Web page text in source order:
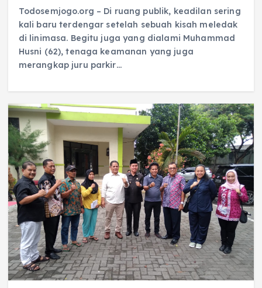
Todosemjogo.org – Di ruang publik, keadilan sering
kali baru terdengar setelah sebuah kisah meledak
di linimasa. Begitu juga yang dialami Muhammad
Husni (62), tenaga keamanan yang juga
merangkap juru parkir…